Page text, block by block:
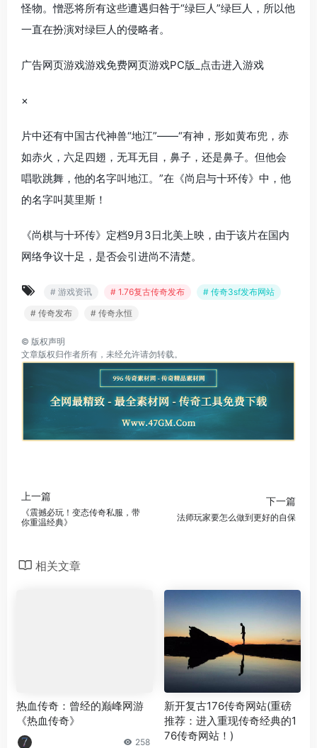
怪物。憎恶将所有这些遭遇归咎于“绿巨人”绿巨人，所以他
一直在扮演对绿巨人的侵略者。
广告网页游戏游戏免费网页游戏PC版_点击进入游戏
×
片中还有中国古代神兽“地江”——“有神，形如黄布兜，赤
如赤火，六足四翅，无耳无目，鼻子，还是鼻子。但他会
唱歌跳舞，他的名字叫地江。”在《尚启与十环传》中，他
的名字叫莫里斯！
《尚棋与十环传》定档9月3日北美上映，由于该片在国内
网络争议十足，是否会引进尚不清楚。
# 游戏资讯 # 1.76复古传奇发布
# 传奇3sf发布网站
# 传奇发布
# 传奇永恒
© 版权声明
文章版权归作者所有，未经允许请勿转载。
上一篇
《震撼必玩！变态传奇私服，带
你重温经典》
下一篇
法师玩家要怎么做到更好的自保
相关文章
热血传奇：曾经的巅峰网游
《热血传奇》
258
新开复古176传奇网站(重磅
推荐：进入重现传奇经典的1
76传奇网站！)